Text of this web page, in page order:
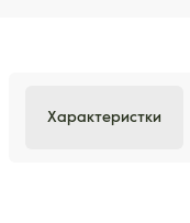
Характеристки